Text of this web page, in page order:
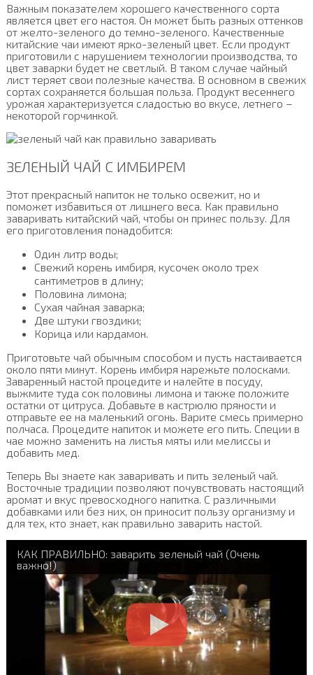
Важным показателем хорошего качественного сорта
является цвет его настоя. Он может быть разных оттенков
от желто-зеленого до темно-зеленого. Качественные
китайские чаи имеют ярко-зеленый цвет. Если продукт
приготовили с нарушением технологии производства, то
цвет заварки будет не светлый. В таком случае чайный
лист теряет свои полезные качества. В основном в свежих
сортах сохраняется большая польза. Продукт весеннего
урожая характеризуется сладостью во вкусе, летнего –
некоторой горчинкой.
ЗЕЛЕНЫЙ ЧАЙ С ИМБИРЕМ
Этот прекрасный напиток не только освежит, но и
поможет избавиться от лишнего веса. Как правильно
заваривать китайский чай, чтобы он принес пользу. Для
его приготовления понадобится:
Один литр воды;
Свежий корень имбиря, кусочек около трех
сантиметров в длину;
Половина лимона;
Сухая чайная заварка;
Две штуки гвоздики;
Корица или кардамон.
Приготовьте чай обычным способом и пусть настаивается
около пяти минут. Корень имбиря нарежьте полосками.
Заваренный настой процедите и налейте в посуду,
выжмите туда сок половины лимона и также положите
остатки от цитруса. Добавьте в кастрюлю пряности и
отправьте ее на маленький огонь. Варите смесь примерно
полчаса. Процедите напиток и можете его пить. Специи в
чае можно заменить на листья мяты или мелиссы и
добавить мед.
Теперь Вы знаете как заваривать и пить зеленый чай.
Восточные традиции позволяют почувствовать настоящий
аромат и вкус превосходного напитка. С различными
добавками или без них, он приносит пользу организму и
для тех, кто знает, как правильно заварить настой.
КАК ПРАВИЛЬНО: заварить зеленый чай (Очень
важно!)